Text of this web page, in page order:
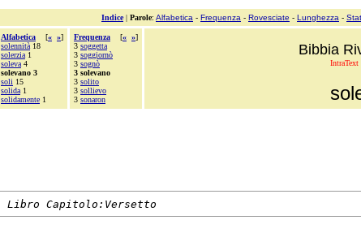
Indice| Parole: Alfabetica - Frequenza - Rovesciate - Lunghezza -
Alfabetica [« »]
solennità 18
solerzia 1
soleva 4
solevano 3
soli 15
solida 1
solidamente 1
Frequenza [« »]
3 soggetta
3 soggiornò
3 sognò
3 solevano
3 solito
3 sollievo
3 sonaron
Bibbia
IntraText
Libro Capitolo:Versetto